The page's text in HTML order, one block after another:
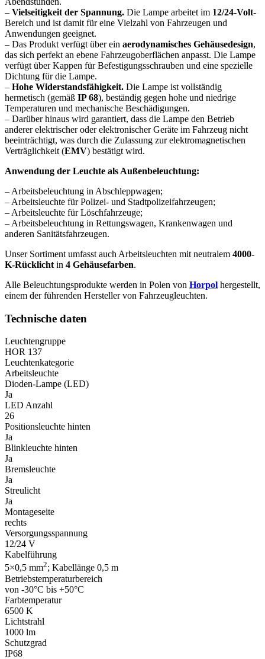
– Vielseitigkeit der Spannung. Die Lampe arbeitet im 12/24-Volt-
Bereich und ist damit für eine Vielzahl von Fahrzeugen und
Anwendungen geeignet.
– Das Produkt verfügt über ein aerodynamisches Gehäusedesign,
das sich perfekt an ebene Fahrzeugoberflächen anpasst. Die Lampe
verfügt über Kappen für Befestigungsschrauben und eine spezielle
Dichtung für die Lampe.
– Hohe Widerstandsfähigkeit. Die Lampe ist vollständig
hermetisch (gemäß IP 68), beständig gegen hohe und niedrige
Temperaturen und mechanische Beschädigungen.
– Darüber hinaus wird garantiert, dass die Lampe den Betrieb
anderer elektrischer oder elektronischer Geräte im Fahrzeug nicht
beeinträchtigt, was durch die Zulassung zur elektromagnetischen
Verträglichkeit (EMV) bestätigt wird.
Anwendung der Leuchte als Außenbeleuchtung:
– Arbeitsbeleuchtung in Abschleppwagen;
– Arbeitsleuchte für Polizei- und Stadtpolizeifahrzeugen;
– Arbeitsleuchte für Löschfahrzeuge;
– Arbeitsbeleuchtung in Rettungswagen, Krankenwagen und
anderen Sanitätsfahrzeugen.
Unser Sortiment umfasst auch Arbeitsleuchten mit neutralem 4000-
K-Rücklicht in 4 Gehäusefarben.
Alle Beleuchtungsprodukte werden in Polen von Horpol hergestellt,
einem der führenden Hersteller von Fahrzeugleuchten.
Technische daten
Leuchtengruppe
HOR 137
Leuchtenkategorie
Arbeitsleuchte
Dioden-Lampe (LED)
Ja
LED Anzahl
26
Positionsleuchte hinten
Ja
Blinkleuchte hinten
Ja
Bremsleuchte
Ja
Streulicht
Ja
Montageseite
rechts
Versorgungsspannung
12/24 V
Kabelführung
5×0,5 mm2; Kabellänge 0,5 m
Betriebstemperaturbereich
von -30°C bis +50°C
Farbtemperatur
6500 K
Lichtstrahl
1000 lm
Schutzgrad
IP68